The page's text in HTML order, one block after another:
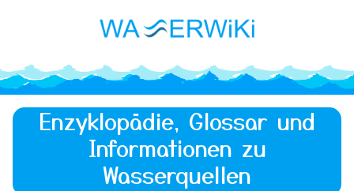
Enzyklopädie, Glossar und
Informationen zu
Wasserquellen